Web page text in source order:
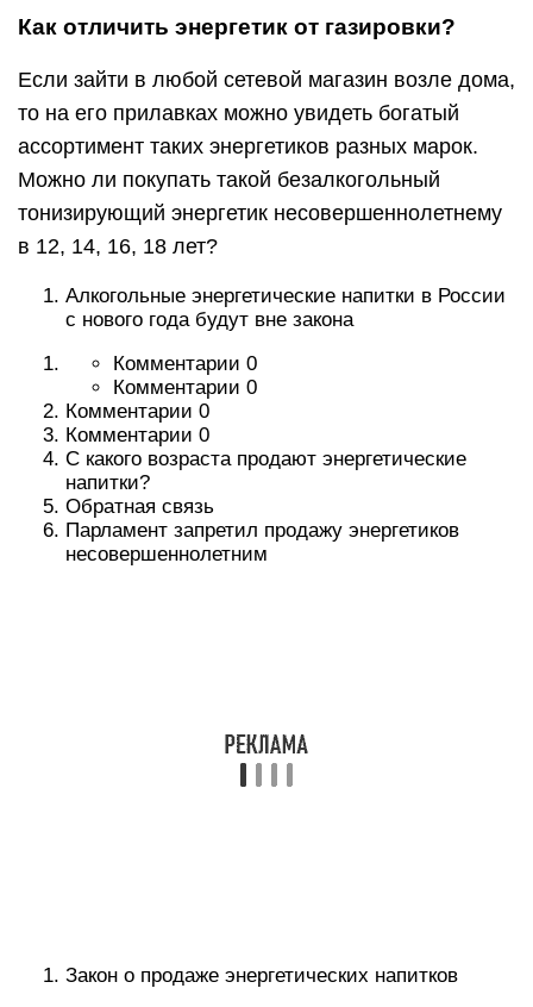
Как отличить энергетик от газировки?
Если зайти в любой сетевой магазин возле дома,
то на его прилавках можно увидеть богатый
ассортимент таких энергетиков разных марок.
Можно ли покупать такой безалкогольный
тонизирующий энергетик несовершеннолетнему
в 12, 14, 16, 18 лет?
Алкогольные энергетические напитки в России
с нового года будут вне закона
Комментарии 0
Комментарии 0
Комментарии 0
Комментарии 0
С какого возраста продают энергетические
напитки?
Обратная связь
Парламент запретил продажу энергетиков
несовершеннолетним
Закон о продаже энергетических напитков